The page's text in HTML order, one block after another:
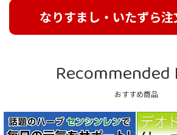
なりすまし・いたずら注
おすすめ商品